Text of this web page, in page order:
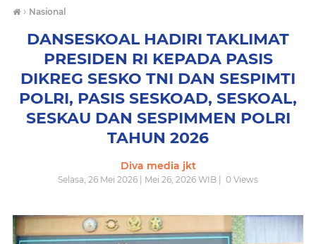
› Nasional
DANSESKOAL HADIRI TAKLIMAT
PRESIDEN RI KEPADA PASIS
DIKREG SESKO TNI DAN SESPIMTI
POLRI, PASIS SESKOAD, SESKOAL,
SESKAU DAN SESPIMMEN POLRI
TAHUN 2026
Diva media jkt
Selasa, 26 Mei 2026 | Mei 26, 2026 WIB | 0 Views